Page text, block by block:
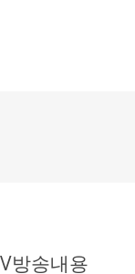
방송내용